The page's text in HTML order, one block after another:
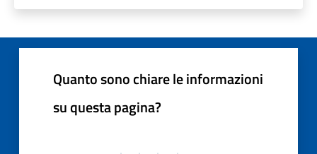
Quanto sono chiare le informazioni
su questa pagina?